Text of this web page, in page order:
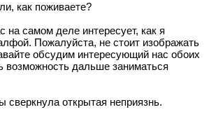
как поживаете?
самом деле интересует, как я
Пожалуйста, не стоит изображать
обсудим интересующий нас обоих
возможность дальше заниматься
сверкнула открытая неприязнь.